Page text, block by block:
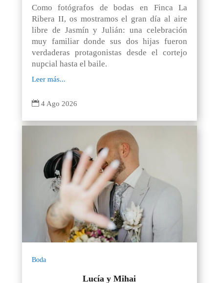
Como fotógrafos de bodas en Finca La
Ribera II, os mostramos el gran día al aire
libre de Jasmín y Julián: una celebración
muy familiar donde sus dos hijas fueron
verdaderas protagonistas desde el cortejo
nupcial hasta el baile.
Leer más...
 4 Ago 2026
Boda
Lucía y Mihai